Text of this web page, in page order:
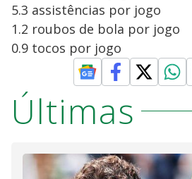
5.3 assistências por jogo
1.2 roubos de bola por jogo
0.9 tocos por jogo
Últimas